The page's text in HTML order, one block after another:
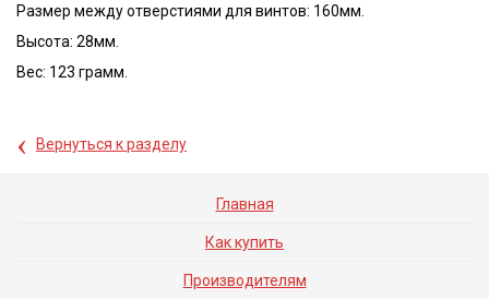
Размер между отверстиями для винтов: 160мм.
Высота: 28мм.
Вес: 123 грамм.
‹ Вернуться к разделу
Главная
Как купить
Производителям